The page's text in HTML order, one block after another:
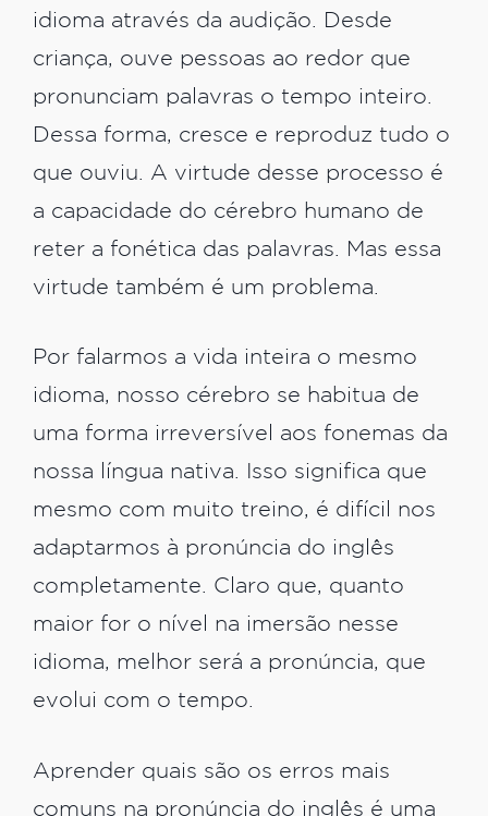
idioma através da audição. Desde
criança, ouve pessoas ao redor que
pronunciam palavras o tempo inteiro.
Dessa forma, cresce e reproduz tudo o
que ouviu. A virtude desse processo é
a capacidade do cérebro humano de
reter a fonética das palavras. Mas essa
virtude também é um problema.
Por falarmos a vida inteira o mesmo
idioma, nosso cérebro se habitua de
uma forma irreversível aos fonemas da
nossa língua nativa. Isso significa que
mesmo com muito treino, é difícil nos
adaptarmos à pronúncia do inglês
completamente. Claro que, quanto
maior for o nível na imersão nesse
idioma, melhor será a pronúncia, que
evolui com o tempo.
Aprender quais são os erros mais
comuns na pronúncia do inglês é uma